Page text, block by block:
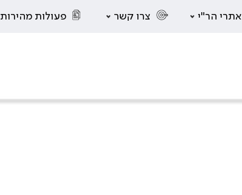
אתרי הר"י צרו קשר פעולות מהירות